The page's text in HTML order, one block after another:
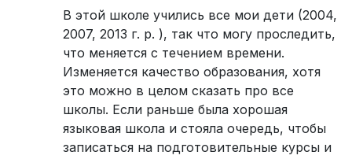
В этой школе учились все мои дети (2004,
2007, 2013 г. р. ), так что могу проследить,
что меняется с течением времени.
Изменяется качество образования, хотя
это можно в целом сказать про все
школы. Если раньше была хорошая
языковая школа и стояла очередь, чтобы
записаться на подготовительные курсы и